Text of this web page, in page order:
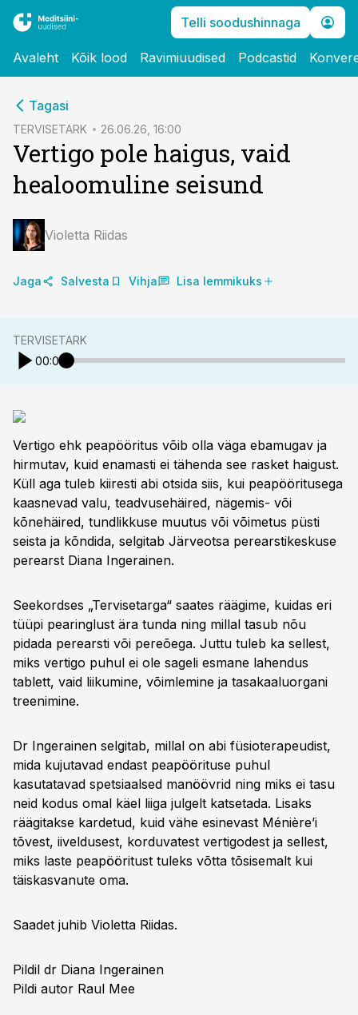
Telli soodushinnaga
Avaleht Kõik lood Ravimiuudised Podcastid
Tagasi
TERVISETARK 26.06.26, 16:00
Vertigo pole haigus, vaid
healoomuline seisund
Violetta Riidas
Jaga Salvesta Vihja Lisa lemmikuks
TERVISETARK
00:00
Vertigo ehk peapööritus võib olla väga ebamugav ja
hirmutav, kuid enamasti ei tähenda see rasket haigust.
Küll aga tuleb kiiresti abi otsida siis, kui peapööritusega
kaasnevad valu, teadvusehäired, nägemis- või
kõnehäired, tundlikkuse muutus või võimetus püsti
seista ja kõndida, selgitab Järveotsa perearstikeskuse
perearst Diana Ingerainen.
Seekordses „Tervisetarga“ saates räägime, kuidas eri
tüüpi pearinglust ära tunda ning millal tasub nõu
pidada perearsti või pereõega. Juttu tuleb ka sellest,
miks vertigo puhul ei ole sageli esmane lahendus
tablett, vaid liikumine, võimlemine ja tasakaaluorgani
treenimine.
Dr Ingerainen selgitab, millal on abi füsioterapeudist,
mida kujutavad endast peapöörituse puhul
kasutatavad spetsiaalsed manöövrid ning miks ei tasu
neid kodus omal käel liiga julgelt katsetada. Lisaks
räägitakse kardetud, kuid vähe esinevast Ménière’i
tõvest, iiveldusest, korduvatest vertigodest ja sellest,
miks laste peapööritust tuleks võtta tõsisemalt kui
täiskasvanute oma.
Saadet juhib Violetta Riidas.
Pildil dr Diana Ingerainen
Pildi autor Raul Mee